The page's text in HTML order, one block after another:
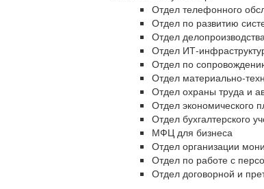
Отдел телефонного
Отдел по развитию
Отдел
Отдел ИТ-
Отдел по
Отдел материально-
Отдел охраны труда и
Отдел экономического
Отдел бухгалтерского
МФЦ для бизнеса
Отдел организации
Отдел по работе с
Отдел договорной и